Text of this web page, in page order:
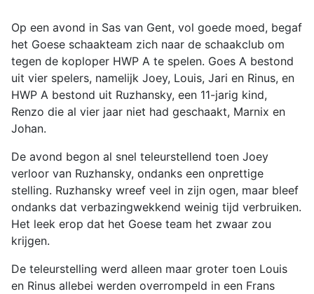
Op een avond in Sas van Gent, vol goede moed, begaf
het Goese schaakteam zich naar de schaakclub om
tegen de koploper HWP A te spelen. Goes A bestond
uit vier spelers, namelijk Joey, Louis, Jari en Rinus, en
HWP A bestond uit Ruzhansky, een 11-jarig kind,
Renzo die al vier jaar niet had geschaakt, Marnix en
Johan.
De avond begon al snel teleurstellend toen Joey
verloor van Ruzhansky, ondanks een onprettige
stelling. Ruzhansky wreef veel in zijn ogen, maar bleef
ondanks dat verbazingwekkend weinig tijd verbruiken.
Het leek erop dat het Goese team het zwaar zou
krijgen.
De teleurstelling werd alleen maar groter toen Louis
en Rinus allebei werden overrompeld in een Frans